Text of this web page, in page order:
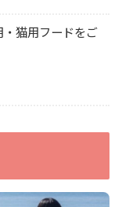
猫用フードをご